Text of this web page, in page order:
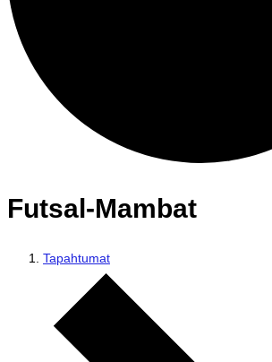
Futsal-Mambat
Tapahtumat